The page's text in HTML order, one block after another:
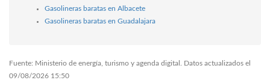
Gasolineras baratas en Albacete
Gasolineras baratas en Guadalajara
Fuente: Ministerio de energía, turismo y agenda digital. Datos actualizados el
09/08/2026 15:50